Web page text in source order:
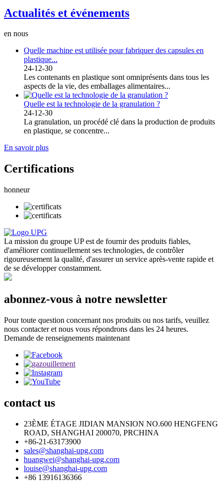
Actualités et événements
en nous
Quelle machine est utilisée pour fabriquer des capsules en
plastique...
24-12-30
Les contenants en plastique sont omniprésents dans tous les
aspects de la vie, des emballages alimentaires...
Quelle est la technologie de la granulation ?
24-12-30
La granulation, un procédé clé dans la production de produits
en plastique, se concentre...
En savoir plus
Certifications
honneur
La mission du groupe UP est de fournir des produits fiables,
d'améliorer continuellement ses technologies, de contrôler
rigoureusement la qualité, d'assurer un service après-vente rapide et
de se développer constamment.
abonnez-vous à notre newsletter
Pour toute question concernant nos produits ou nos tarifs, veuillez
nous contacter et nous vous répondrons dans les 24 heures.
Demande de renseignements maintenant
contact us
23ÈME ÉTAGE JIDIAN MANSION NO.600 HENGFENG
ROAD, SHANGHAI 200070, PRCHINA
+86-21-63173900
sales@shanghai-upg.com
huangwei@shanghai-upg.com
louise@shanghai-upg.com
+86 13916136366